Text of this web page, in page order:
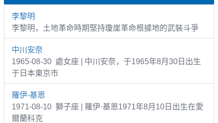
李黎明
李黎明，土地革命時期堅持瓊崖革命根據地的武裝斗爭
中川安奈
1965-08-30 處女座 | 中川安奈，于1965年8月30日出生
于日本東京市
羅伊-基恩
1971-08-10 獅子座 | 羅伊·基恩1971年8月10日出生在愛
爾蘭科克